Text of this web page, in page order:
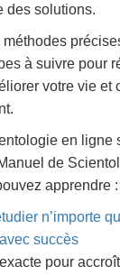
des solutions.
à suivre pour
votre vie et
en ligne
de
apprendre :
n’importe
succès
pour